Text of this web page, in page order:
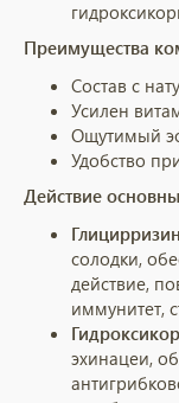
Преимущества
Состав с
Усилен
Ощутимый
Удобство
Действие
солодки,
действие,
иммунитет,
эхинацеи,